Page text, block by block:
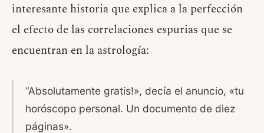
interesante historia que explica a la perfección
el efecto de las correlaciones espurias que se
encuentran en la astrología:
“Absolutamente gratis!», decía el anuncio, «tu
horóscopo personal. Un documento de diez
páginas».